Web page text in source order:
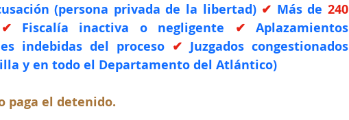
(persona privada de la libertad) ✔ Más de 240
✔ Fiscalía inactiva o negligente ✔ Aplazamientos
indebidas del proceso ✔ Juzgados congestionados
y en todo el Departamento del Atlántico)
paga el detenido.